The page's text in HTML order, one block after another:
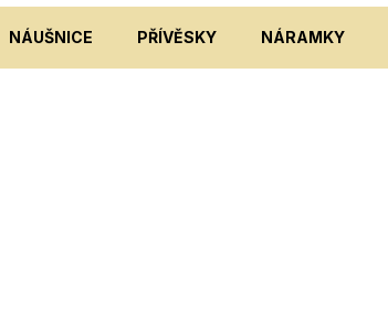
NÁUŠNICE PŘÍVĚSKY NÁRAMKY